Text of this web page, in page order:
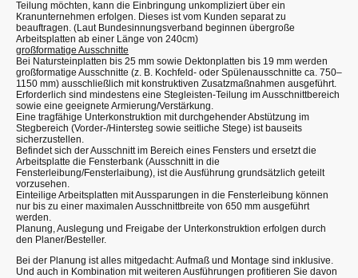
Teilung möchten, kann die Einbringung unkompliziert über ein
Kranunternehmen erfolgen. Dieses ist vom Kunden separat zu
beauftragen. (Laut Bundesinnungsverband beginnen übergroße
Arbeitsplatten ab einer Länge von 240cm)
großformatige Ausschnitte
Bei Natursteinplatten bis 25 mm sowie Dektonplatten bis 19 mm werden
großformatige Ausschnitte (z. B. Kochfeld- oder Spülenausschnitte ca. 750–
1150 mm) ausschließlich mit konstruktiven Zusatzmaßnahmen ausgeführt.
Erforderlich sind mindestens eine Stegleisten-Teilung im Ausschnittbereich
sowie eine geeignete Armierung/Verstärkung.
Eine tragfähige Unterkonstruktion mit durchgehender Abstützung im
Stegbereich (Vorder-/Hintersteg sowie seitliche Stege) ist bauseits
sicherzustellen.
Befindet sich der Ausschnitt im Bereich eines Fensters und ersetzt die
Arbeitsplatte die Fensterbank (Ausschnitt in die
Fensterleibung/Fensterlaibung), ist die Ausführung grundsätzlich geteilt
vorzusehen.
Einteilige Arbeitsplatten mit Aussparungen in die Fensterleibung können
nur bis zu einer maximalen Ausschnittbreite von 650 mm ausgeführt
werden.
Planung, Auslegung und Freigabe der Unterkonstruktion erfolgen durch
den Planer/Besteller.
Bei der Planung ist alles mitgedacht: Aufmaß und Montage sind inklusive.
Und auch in Kombination mit weiteren Ausführungen profitieren Sie davon